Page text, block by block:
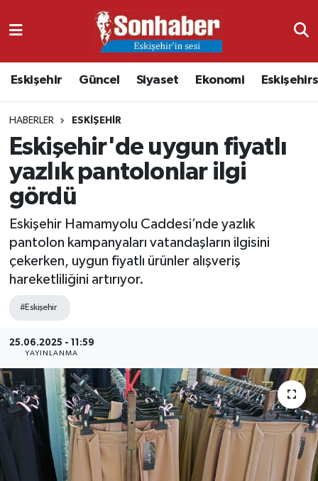
Eskişehir Güncel Siyaset Ekonomi
HABERLER ESKIŞEHIR
Eskişehir'de uygun fiyatlı
yazlık pantolonlar ilgi
gördü
Eskişehir Hamamyolu Caddesi’nde yazlık
pantolon kampanyaları vatandaşların ilgisini
çekerken, uygun fiyatlı ürünler alışveriş
hareketliliğini artırıyor.
#Eskişehir
25.06.2025 - 11:59
YAYINLANMA
Ekonomi
Güncel
Kültür & Sanat
Magazin
Resmi İlanlar
Sağlık
Siyaset
Spor
Nöbetçi Eczaneler
Namaz Vakitleri
Trafik Durumu
Süper Lig Puan Durumu ve Fikstür
Tüm Manşetler
Son Dakika Haberleri
Haber Arşivi